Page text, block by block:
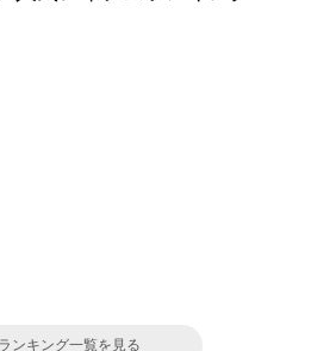
ランキング一覧を見る